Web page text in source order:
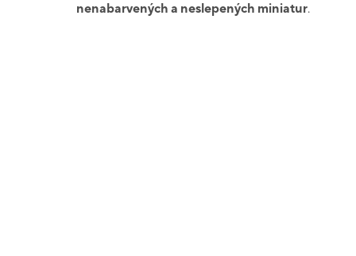
nenabarvených a neslepených miniatur.